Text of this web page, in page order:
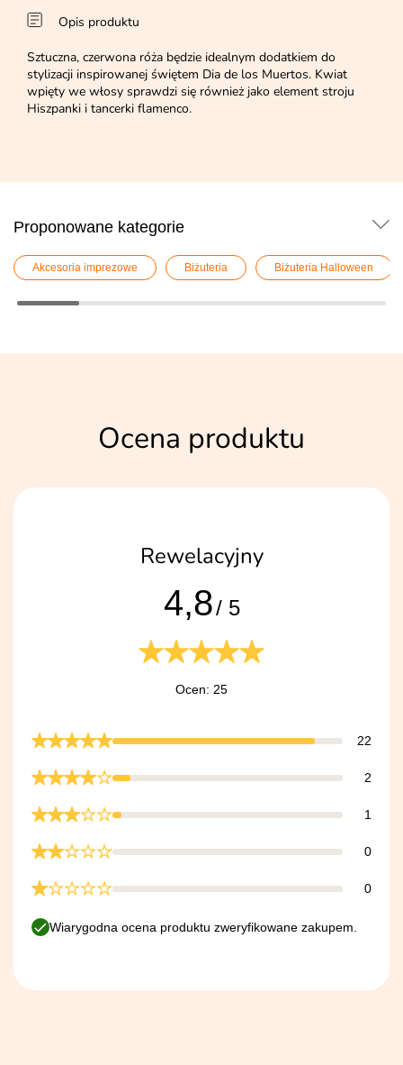
Opis produktu
Sztuczna, czerwona róża będzie idealnym dodatkiem do
stylizacji inspirowanej świętem Dia de los Muertos. Kwiat
wpięty we włosy sprawdzi się również jako element stroju
Hiszpanki i tancerki flamenco.
Proponowane kategorie
Akcesoria imprezowe Biżuteria Biżuteria Halloween
Ocena produktu
Rewelacyjny
4,8/ 5
Ocen: 25
22
2
1
0
0
Wiarygodna ocena produktu zweryfikowane zakupem.